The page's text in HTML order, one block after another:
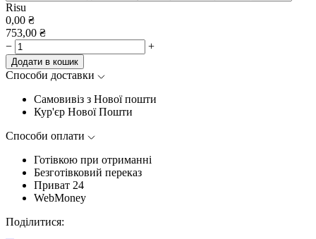
Risu
0,00 ₴
753,00 ₴
−
+
Додати в кошик
Способи доставки
Самовивіз з Нової пошти
Кур'єр Нової Пошти
Способи оплати
Готівкою при отриманні
Безготівковий переказ
Приват 24
WebMoney
Поділитися: